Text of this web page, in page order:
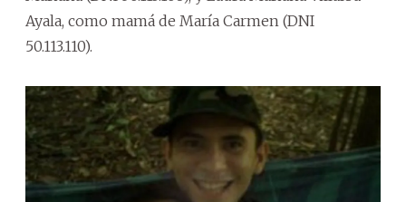
Ayala, como mamá de María Carmen (DNI
50.113.110).